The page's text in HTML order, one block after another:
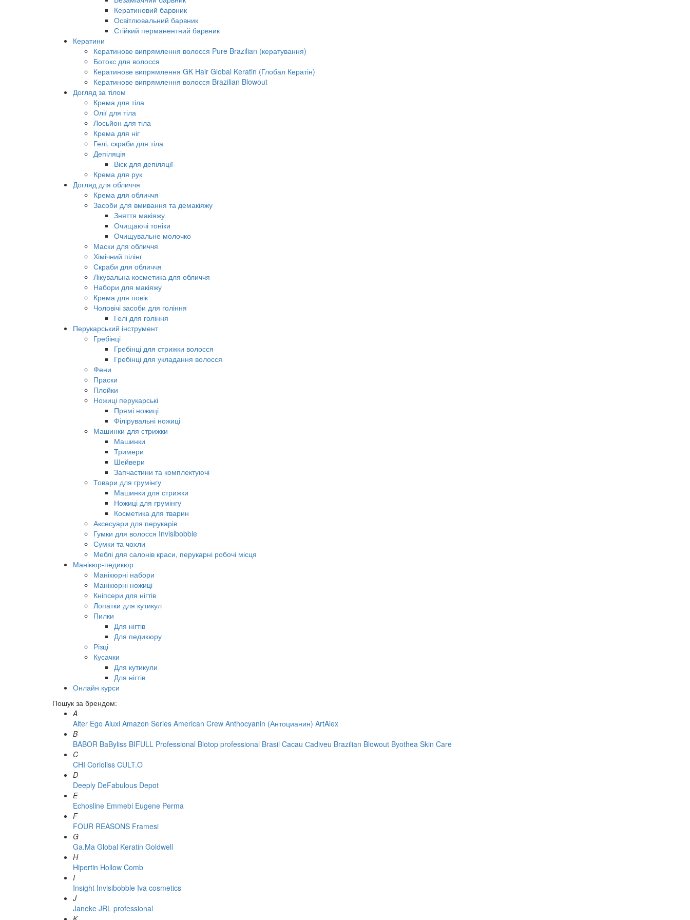
Кератиновий барвник
Освітлювальний барвник
Стійкий перманентний барвник
Кератини
Кератинове випрямлення волосся Pure Brazilian (кератування)
Ботокс для волосся
Кератинове випрямлення GK Hair Global Keratin (Глобал Кератін)
Кератинове випрямлення волосся Brazilian Blowout
Догляд за тілом
Крема для тіла
Олії для тіла
Лосьйон для тіла
Крема для ніг
Гелі, скраби для тіла
Депіляція
Віск для депіляції
Крема для рук
Догляд для обличчя
Крема для обличчя
Засоби для вмивання та демакіяжу
Зняття макіяжу
Очищаючі тоніки
Очищувальне молочко
Маски для обличчя
Хімічний пілінг
Скраби для обличчя
Лікувальна косметика для обличчя
Набори для макіяжу
Крема для повік
Чоловічі засоби для гоління
Гелі для гоління
Перукарський інструмент
Гребінці
Гребінці для стрижки волосся
Гребінці для укладання волосся
Фени
Праски
Плойки
Ножиці перукарські
Прямі ножиці
Філірувальні ножиці
Машинки для стрижки
Машинки
Тримери
Шейвери
Запчастини та комплектуючі
Товари для грумінгу
Машинки для стрижки
Ножиці для грумінгу
Косметика для тварин
Аксесуари для перукарів
Гумки для волосся Invisibobble
Сумки та чохли
Меблі для салонів краси, перукарні робочі місця
Манікюр-педикюр
Манікюрні набори
Манікюрні ножиці
Кніпсери для нігтів
Лопатки для кутикул
Пилки
Для нігтів
Для педикюру
Різці
Кусачки
Для кутикули
Для нігтів
Онлайн курси
Пошук за брендом:
A
Alter Ego Aluxi Amazon Series American Crew Anthocyanin (Антоцианин) ArtAlex
B
BABOR BaByliss BIFULL Professional Biotop professional Brasil Cacau Сadiveu Brazilian Blowout Byothea Skin Care
C
CHI Corioliss CULT.O
D
Deeply DeFabulous Depot
E
Echosline Emmebi Eugene Perma
F
FOUR REASONS Framesi
G
Ga.Ma Global Keratin Goldwell
H
Hipertin Hollow Comb
I
Insight Invisibobble Iva cosmetics
J
Janeke JRL professional